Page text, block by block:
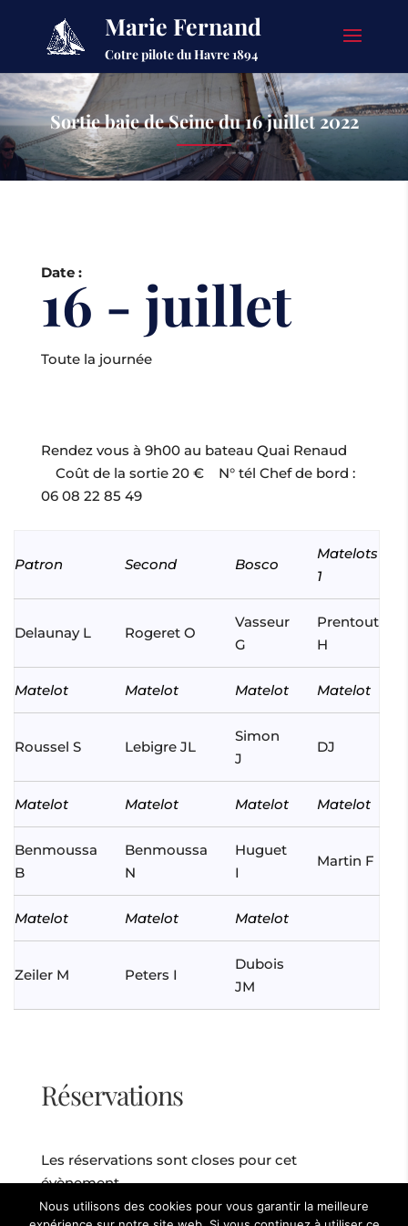
Marie Fernand
Cotre pilote du Havre 1894
Sortie baie de Seine du 16 juillet 2022
Date :
16 - juillet
Toute la journée
Rendez vous à 9h00 au bateau Quai Renaud
Coût de la sortie 20 € N° tél Chef de bord :
06 08 22 85 49
Patron Second Bosco
Matelots
1
Delaunay L Rogeret O
Vasseur
G
Prentout
H
Matelot Matelot Matelot Matelot
Roussel S Lebigre JL
Simon
J
DJ
Matelot Matelot Matelot Matelot
Benmoussa
B
Benmoussa
N
Huguet
I
Martin F
Matelot Matelot Matelot
Zeiler M Peters I
Dubois
JM
Réservations
Les réservations sont closes pour cet
évènement.
Nous utilisons des cookies pour vous garantir la meilleure